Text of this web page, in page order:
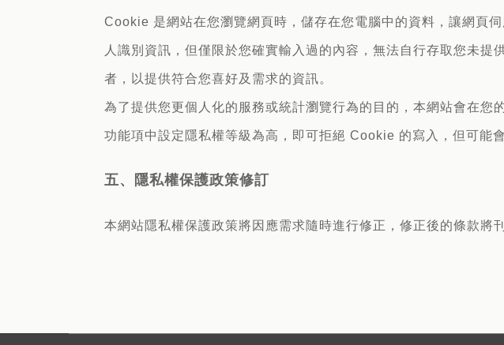
Cookie 是網站在您瀏覽網頁時，儲存在您電腦中的資料，讓網頁
人識別資訊，但僅限於您確實輸入過的內容，無法自行存取您未
者，以提供符合您喜好及需求的資訊。
為了提供您更個人化的服務或統計瀏覽行為的目的，本網站會在
功能項中設定隱私權等級為高，即可拒絕 Cookie 的寫入，但可能
五、隱私權保護政策修訂
本網站隱私權保護政策將因應需求隨時進行修正，修正後的條款將